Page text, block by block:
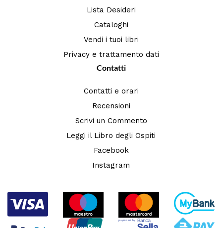
Lista Desideri
Cataloghi
Vendi i tuoi libri
Privacy e trattamento dati
Contatti
Contatti e orari
Recensioni
Scrivi un Commento
Leggi il Libro degli Ospiti
Facebook
Instagram